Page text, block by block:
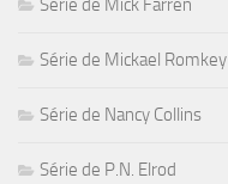
Série de Mick Farren
Série de Mickael Romkey
Série de Nancy Collins
Série de P.N. Elrod